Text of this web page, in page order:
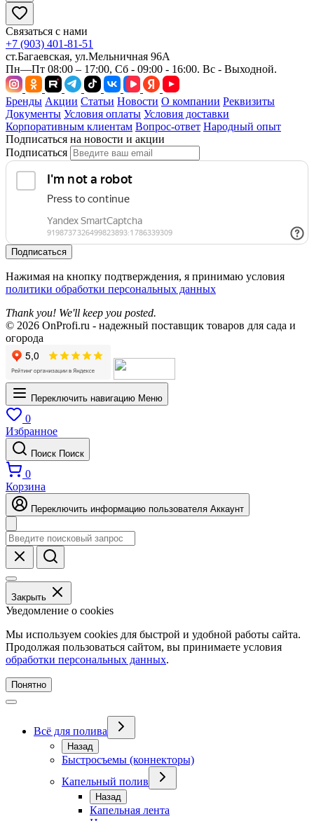
Связаться с нами
+7 (903) 401-81-51
ст.Багаевская, ул.Мельничная 96А
Пн—Пт 08:00 – 17:00, Сб - 09:00 - 16:00. Вс - Выходной.
Бренды Акции Статьи Новости О компании Реквизиты
Документы Условия оплаты Условия доставки
Корпоративным клиентам Вопрос-ответ Народный опыт
Подписаться на новости и акции
Подписаться
Подписаться
Нажимая на кнопку подтверждения, я принимаю условия
политики обработки персональных данных
Thank you! We'll keep you posted.
© 2026 OnProfi.ru - надежный поставщик товаров для сада и
огорода
Переключить навигацию Меню
0
Избранное
Поиск Поиск
0
Корзина
Переключить информацию пользователя Аккаунт
Закрыть
Уведомление о cookies
Мы используем cookies для быстрой и удобной работы сайта.
Продолжая пользоваться сайтом, вы принимаете условия
обработки персональных данных.
Понятно
Всё для полива
Назад
Быстросъемы (коннекторы)
Капельный полив
Назад
Капельная лента